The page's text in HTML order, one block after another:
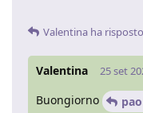
Valentina ha
Valentina 25 set
Buongiorno